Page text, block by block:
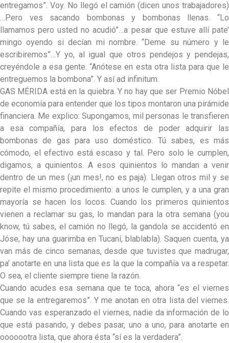
entregamos”. Voy. No llegó el camión (dicen unos trabajadores)
…Pero ves sacando bombonas y bombonas llenas. “Lo
llamamos pero usted no acudió”…a pesar que estuve allí pate’
mingo oyendo si decían mi nombre. “Deme su número y le
escribiremos”…Y yo, al igual que otros pendejos y pendejas,
creyéndole a esa gente. “Anótese en esta otra lista para que le
entreguemos la bombona”. Y así ad infinitum.
GAS MÉRIDA está en la quiebra. Y no hay que ser Premio Nóbel
de economía para entender que los tipos montaron una pirámide
financiera. Me explico: Supongamos, mil personas le transfieren
a esa compañía, para los efectos de poder adquirir las
bombonas de gas para uso doméstico. Tú sabes, es más
cómodo, el efectivo está escaso y tal. Pero solo le cumplen,
digamos, a quinientos. A esos quinientos lo mandan a venir
dentro de un mes (¡un mes!, no es paja). Llegan otros mil y se
repite el mismo procedimiento: a unos le cumplen, y a una gran
mayoría se hacen los locos. Cuando los primeros quinientos
vienen a reclamar su gas, lo mandan para la otra semana (you
know, tú sabes, el camión no llegó, la gandola se accidentó en
Jóse, hay una guarimba en Tucaní, blablabla). Saquen cuenta, ya
van más de cinco semanas, desde que tuvistes que madrugar,
pa’ anotarte en una lista que es la que la compañía va a respetar.
O sea, el cliente siempre tiene la razón.
Cuando acudes esa semana que te toca, ahora “es el viernes
que se la entregaremos”. Y me anotan en otra lista del viernes.
Cuando vas esperanzado el viernes, nadie da información de lo
que está pasando, y debes pasar, uno a uno, para anotarte en
ooooootra lista, que ahora ésta “sí es la verdadera”.